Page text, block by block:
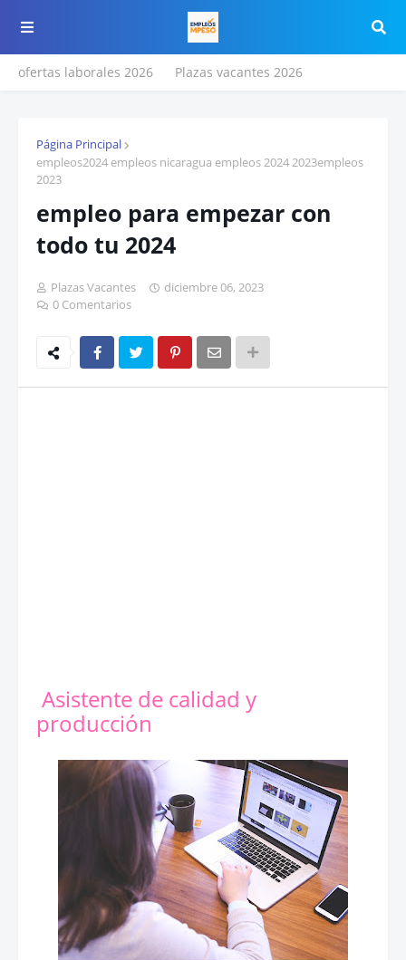
ofertas laborales 2026 Plazas vacantes 2026
Página Principal
empleos2024 empleos nicaragua empleos 2024 2023empleos
2023
empleo para empezar con
todo tu 2024
Plazas Vacantes
diciembre 06, 2023
0 Comentarios
Asistente de calidad y
producción